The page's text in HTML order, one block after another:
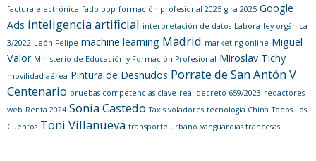
factura electrónica fado pop formación profesional 2025 gira 2025 Google
Ads inteligencia artificial interpretación de datos Labora ley orgánica
3/2022 León Felipe machine learning Madrid marketing online Miguel
Valor Ministerio de Educación y Formación Profesional Miroslav Tichy
movilidad aérea Pintura de Desnudos Porrate de San Antón V
Centenario pruebas competencias clave real decreto 659/2023 redactores
web Renta 2024 Sonia Castedo Taxis voladores tecnología China Todos Los
Cuentos Toni Villanueva transporte urbano vanguardias francesas